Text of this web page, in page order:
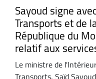
Sayoud signe
Transports et de
République du
relatif aux
Le ministre de